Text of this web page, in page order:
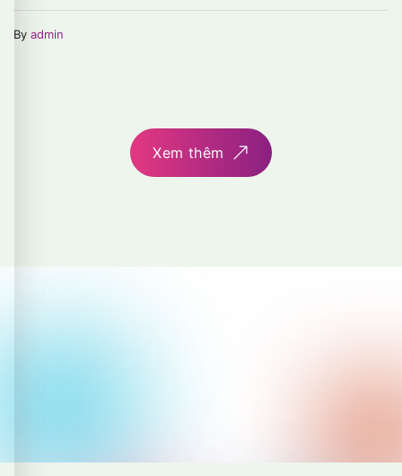
By admin
Xem thêm